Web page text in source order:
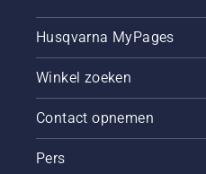
Husqvarna MyPages
Winkel zoeken
Contact opnemen
Pers